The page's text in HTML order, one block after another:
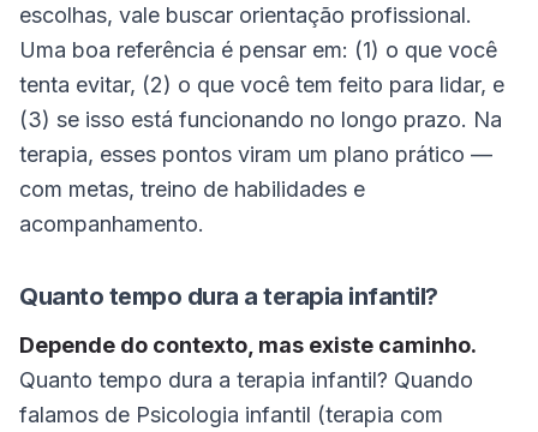
escolhas, vale buscar orientação profissional.
Uma boa referência é pensar em: (1) o que você
tenta evitar, (2) o que você tem feito para lidar, e
(3) se isso está funcionando no longo prazo. Na
terapia, esses pontos viram um plano prático —
com metas, treino de habilidades e
acompanhamento.
Quanto tempo dura a terapia infantil?
Depende do contexto, mas existe caminho.
Quanto tempo dura a terapia infantil? Quando
falamos de Psicologia infantil (terapia com